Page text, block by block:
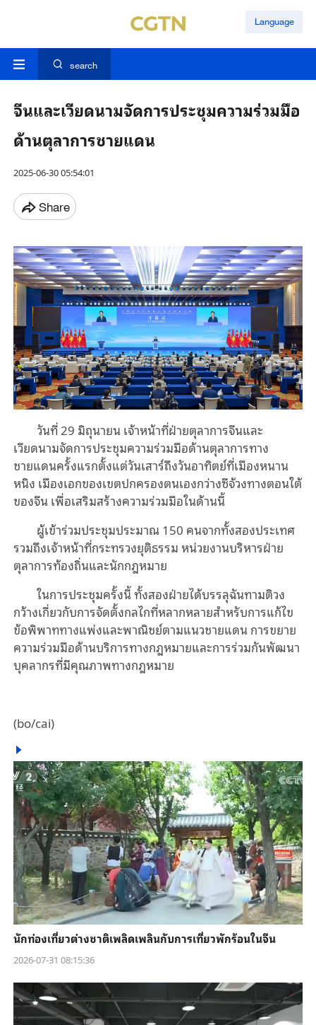
Language
search
จีนและเวียดนามจัดการประชุมความร่วมมือ
ด้านตุลาการชายแดน
2025-06-30 05:54:01
Share
วันที่ 29 มิถุนายน เจ้าหน้าที่ฝ่ายตุลาการจีนและ
เวียดนามจัดการประชุมความร่วมมือด้านตุลาการทาง
ชายแดนครั้งแรกตั้งแต่วันเสาร์ถึงวันอาทิตย์ที่เมืองหนาน
หนิง เมืองเอกของเขตปกครองตนเองกว่างซีจ้วงทางตอนใต้
ของจีน เพื่อเสริมสร้างความร่วมมือในด้านนี้
ผู้เข้าร่วมประชุมประมาณ 150 คนจากทั้งสองประเทศ
รวมถึงเจ้าหน้าที่กระทรวงยุติธรรม หน่วยงานบริหารฝ่าย
ตุลาการท้องถิ่นและนักกฎหมาย
ในการประชุมครั้งนี้ ทั้งสองฝ่ายได้บรรลุฉันทามติวง
กว้างเกี่ยวกับการจัดตั้งกลไกที่หลากหลายสำหรับการแก้ไข
ข้อพิพาททางแพ่งและพาณิชย์ตามแนวชายแดน การขยาย
ความร่วมมือด้านบริการทางกฎหมายและการร่วมกันพัฒนา
บุคลากรที่มีคุณภาพทางกฎหมาย
(bo/cai)
นักท่องเที่ยวต่างชาติเพลิดเพลินกับการเที่ยวพักร้อนในจีน
2026-07-31 08:15:36